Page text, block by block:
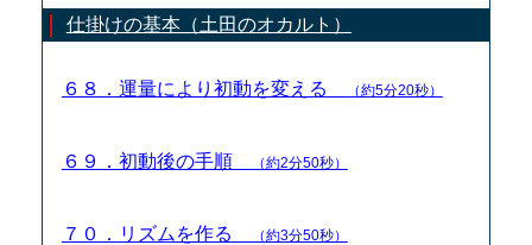
仕掛けの基本（土田のオカルト）
６８．運量により初動を変える （約5分20秒）
６９．初動後の手順 （約2分50秒）
７０．リズムを作る （約3分50秒）